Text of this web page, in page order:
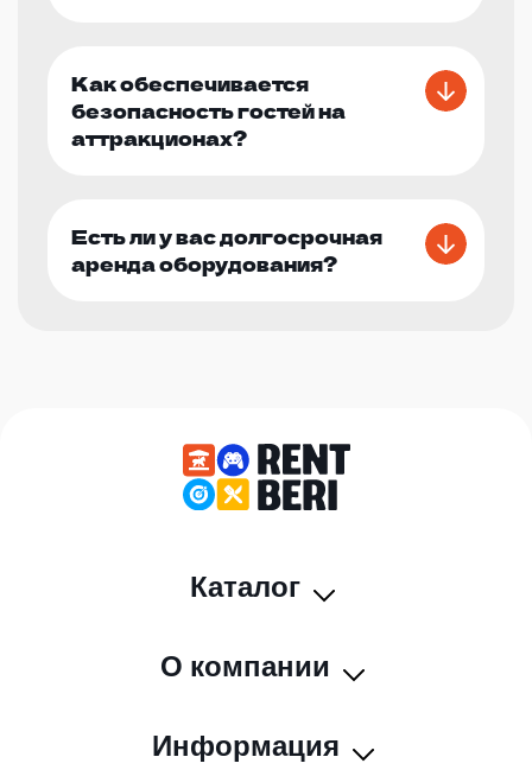
Как обеспечивается
безопасность гостей на
аттракционах?
Есть ли у вас долгосрочная
аренда оборудования?
Каталог
О компании
Информация